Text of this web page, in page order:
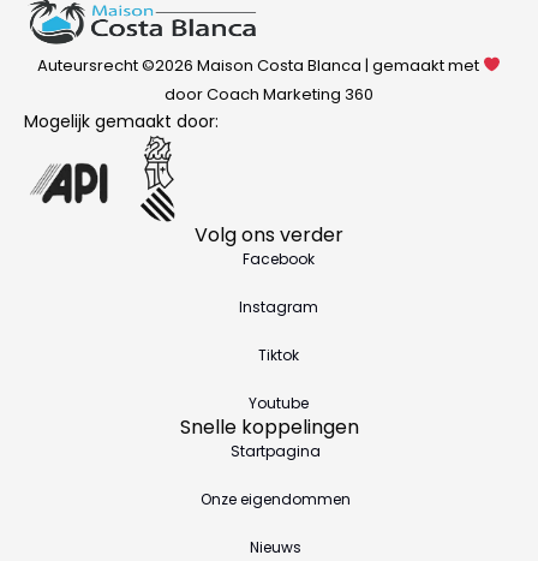
Auteursrecht ©2026 Maison Costa Blanca | gemaakt met
door Coach Marketing 360
Mogelijk gemaakt door:
Volg ons verder
Facebook
Instagram
Tiktok
Youtube
Snelle koppelingen
Startpagina
Onze eigendommen
Nieuws